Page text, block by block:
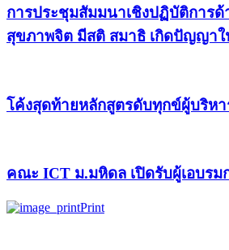
การประชุมสัมมนาเชิงปฏิบัติการด้
สุขภาพจิต มีสติ สมาธิ เกิดปัญญา
โค้งสุดท้ายหลักสูตรดับทุกข์ผู้บริหา
คณะ ICT ม.มหิดล เปิดรับผู้เอบรม
Print